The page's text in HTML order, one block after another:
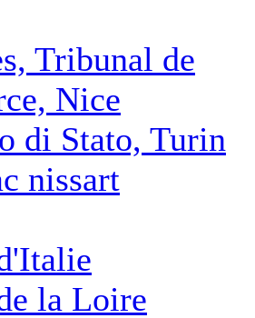
Tribunal de
Nice
di Stato, Turin
nissart
la Loire